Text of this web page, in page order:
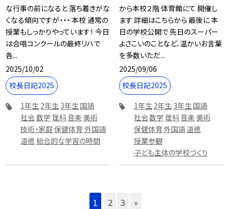
な行事の前になると 落ち着きがな
くなる傾向ですが・・・ 本校 通常の
授業もしっかりやっています！ 今日
は合唱コンクールの最終リハで
各...
2025/10/02
校長日記2025
1年生 2年生 3年生国語
社会数学 理科音楽 美術
技術・家庭保健体育 外国語
道徳 総合的な学習の時間
から本校２階 体育館にて 開催し
ます 詳細はこちらから 最後に 本
日の学校公開で 先日のスーパー
よさこいのことなど、温かいお言葉
を多数いただ...
2025/09/06
校長日記2025
1年生2年生 3年生国語
社会数学 理科音楽 美術
保健体育外国語道徳
授業参観
子ども主体の学校づくり
1 2 3 »